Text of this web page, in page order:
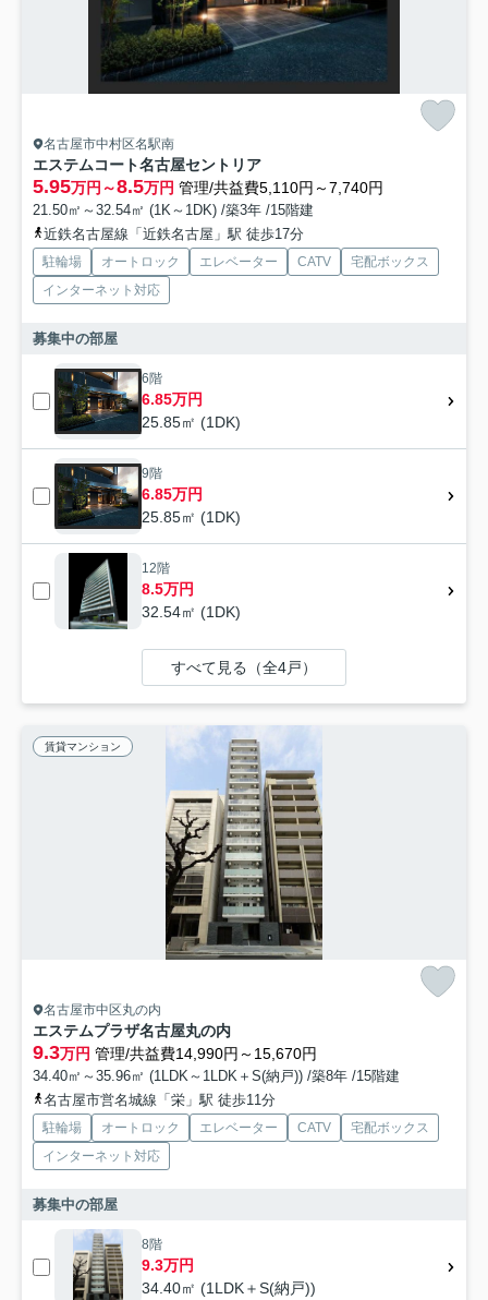
名古屋市中村区名駅南
エステムコート名古屋セントリア
5.95万円～8.5万円 管理/共益費5,110円～7,740円
21.50㎡～32.54㎡ (1K～1DK) /築3年 /15階建
近鉄名古屋線「近鉄名古屋」駅 徒歩17分
駐輪場 オートロック エレベーター CATV
宅配ボックス
インターネット対応
募集中の部屋
6階
6.85万円
25.85㎡ (1DK)
9階
6.85万円
25.85㎡ (1DK)
12階
8.5万円
32.54㎡ (1DK)
すべて見る（全4戸）
賃貸マンション
名古屋市中区丸の内
エステムプラザ名古屋丸の内
9.3万円 管理/共益費14,990円～15,670円
34.40㎡～35.96㎡ (1LDK～1LDK＋S(納戸)) /築8年 /15階建
名古屋市営名城線「栄」駅 徒歩11分
駐輪場 オートロック エレベーター CATV
宅配ボックス
インターネット対応
募集中の部屋
8階
9.3万円
34.40㎡ (1LDK＋S(納戸))